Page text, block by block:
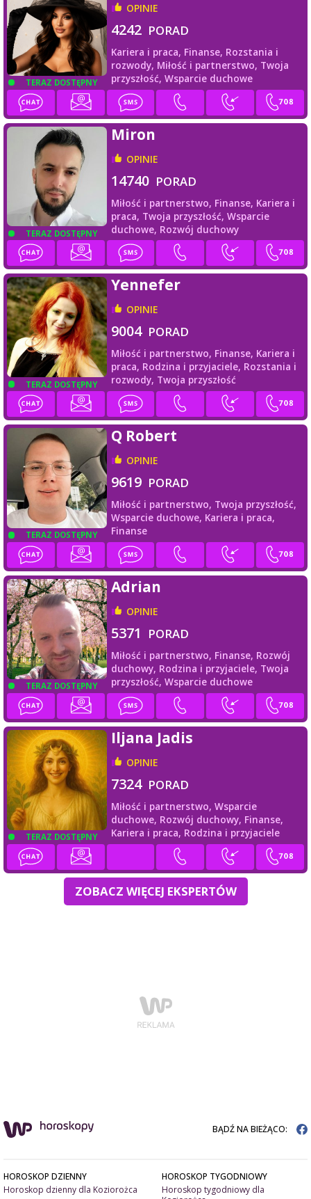
TERAZ DOSTĘPNY
OPINIE
4242 PORAD
Kariera i praca, Finanse, Rozstania i
rozwody, Miłość i partnerstwo, Twoja
przyszłość, Wsparcie duchowe
TERAZ DOSTĘPNY
Miron
OPINIE
14740 PORAD
Miłość i partnerstwo, Finanse, Kariera i
praca, Twoja przyszłość, Wsparcie
duchowe, Rozwój duchowy
TERAZ DOSTĘPNY
Yennefer
OPINIE
9004 PORAD
Miłość i partnerstwo, Finanse, Kariera i
praca, Rodzina i przyjaciele, Rozstania i
rozwody, Twoja przyszłość
TERAZ DOSTĘPNY
Q Robert
OPINIE
9619 PORAD
Miłość i partnerstwo, Twoja przyszłość,
Wsparcie duchowe, Kariera i praca,
Finanse
TERAZ DOSTĘPNY
Adrian
OPINIE
5371 PORAD
Miłość i partnerstwo, Finanse, Rozwój
duchowy, Rodzina i przyjaciele, Twoja
przyszłość, Wsparcie duchowe
TERAZ DOSTĘPNY
Iljana Jadis
OPINIE
7324 PORAD
Miłość i partnerstwo, Wsparcie
duchowe, Rozwój duchowy, Finanse,
Kariera i praca, Rodzina i przyjaciele
ZOBACZ WIĘCEJ EKSPERTÓW
BĄDŹ NA BIEŻĄCO:
HOROSKOP DZIENNY
Horoskop dzienny dla Koziorożca
HOROSKOP TYGODNIOWY
Horoskop tygodniowy dla